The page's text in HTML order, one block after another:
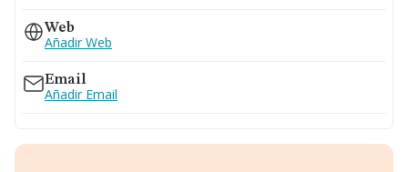
Web
Añadir Web
Email
Añadir Email